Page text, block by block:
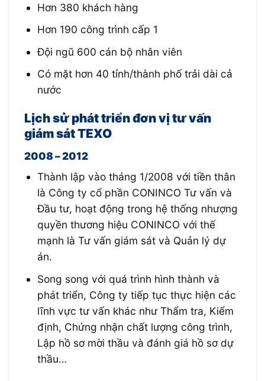
Hơn 380 khách hàng
Hơn 190 công trình cấp 1
Đội ngũ 600 cán bộ nhân viên
Có mặt hơn 40 tỉnh/thành phố trải dài cả
nước
Lịch sử phát triển đơn vị tư vấn
giám sát TEXO
2008 – 2012
Thành lập vào tháng 1/2008 với tiền thân
là Công ty cổ phần CONINCO Tư vấn và
Đầu tư, hoạt động trong hệ thống nhượng
quyền thương hiệu CONINCO với thế
mạnh là Tư vấn giám sát và Quản lý dự
án.
Song song với quá trình hình thành và
phát triển, Công ty tiếp tục thực hiện các
lĩnh vực tư vấn khác như Thẩm tra, Kiểm
định, Chứng nhận chất lượng công trình,
Lập hồ sơ mời thầu và đánh giá hồ sơ dự
thầu…